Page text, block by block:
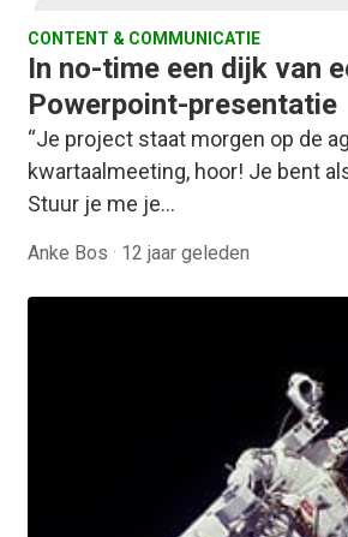
CONTENT & COMMUNICATIE
In no-time een dijk van
Powerpoint-presentatie
“Je project staat morgen op de
kwartaalmeeting, hoor! Je bent
Stuur je me je…
Anke Bos · 12 jaar geleden